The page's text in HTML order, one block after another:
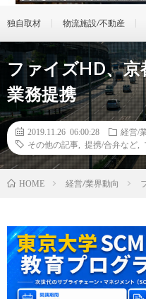
独自取材 物流施設/不動産
ファイズHD、京
業務提携
2019.11.26 06:00:28
経営/
その他の記事
提携/合弁など
HOME 経営/業界動向